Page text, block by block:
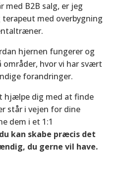
med B2B salg, er jeg
med overbygning
hjernen fungerer og
områder, hvor vi har svært
forandringer.
hjælpe dig med at finde
står i vejen for dine
dem i et 1:1
du kan skabe præcis det
du gerne vil have.